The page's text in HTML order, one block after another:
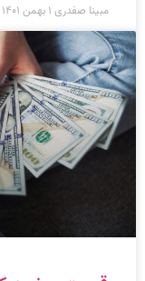
مبینا صفدری ۱ بهمن ۱۴۰۱